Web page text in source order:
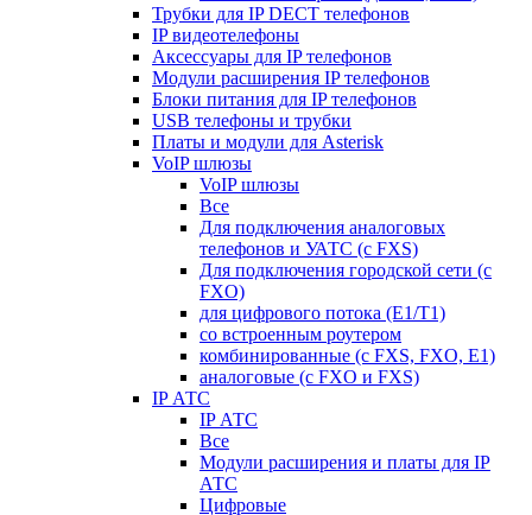
Трубки для IP DECT телефонов
IP видеотелефоны
Аксессуары для IP телефонов
Модули расширения IP телефонов
Блоки питания для IP телефонов
USB телефоны и трубки
Платы и модули для Asterisk
VoIP шлюзы
VoIP шлюзы
Все
Для подключения аналоговых
телефонов и УАТС (с FXS)
Для подключения городской сети (с
FXO)
для цифрового потока (E1/T1)
со встроенным роутером
комбинированные (c FXS, FXO, E1)
аналоговые (с FXO и FXS)
IP АТС
IP АТС
Все
Модули расширения и платы для IP
АТС
Цифровые